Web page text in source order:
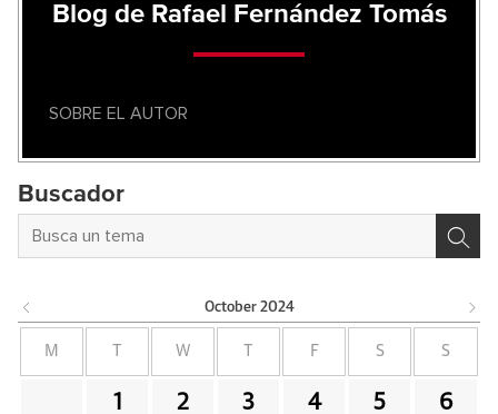
Blog de Rafael Fernández Tomás
SOBRE EL AUTOR
Buscador
October 2024
M W F S S
1 2 3 4 5 6